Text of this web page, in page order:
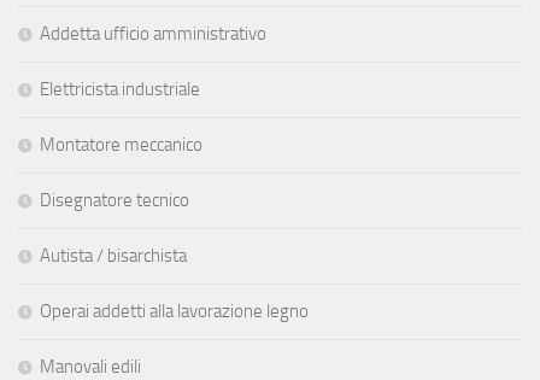
Addetta ufficio amministrativo
Elettricista industriale
Montatore meccanico
Disegnatore tecnico
Autista / bisarchista
Operai addetti alla lavorazione legno
Manovali edili